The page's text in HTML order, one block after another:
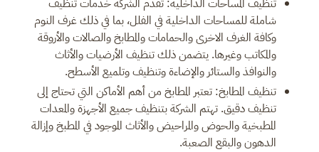
تنظيف المساحات الداخلية: تقدم الشركة خدمات تنظيف
شاملة للمساحات الداخلية في الفلل، بما في ذلك غرف النوم
وكافة الغرف الاخرى والحمامات والمطابخ والصالات والأروقة
والمكاتب وغيرها. يتضمن ذلك تنظيف الأرضيات والأثاث
والنوافذ والستائر والإضاءة وتنظيف وتلميع الأسطح.
تنظيف المطابخ: تعتبر المطابخ من أهم الأماكن التي تحتاج إلى
تنظيف دقيق. تهتم الشركة بتنظيف جميع الأجهزة والمعدات
المطبخية والحوض والمراحيض والأثاث الموجود في المطبخ وإزالة
الدهون والبقع الصعبة.